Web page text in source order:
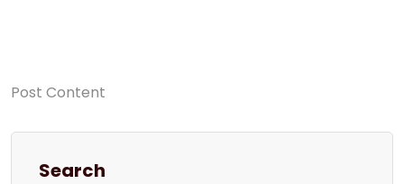
Post Content
Search